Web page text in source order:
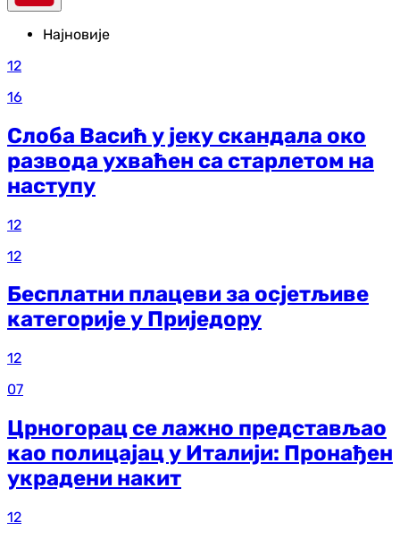
Најновије
12
16
Слоба Васић у јеку скандала око
развода ухваћен са старлетом на
наступу
12
12
Бесплатни плацеви за осјетљиве
категорије у Приједору
12
07
Црногорац се лажно представљао
као полицајац у Италији: Пронађен
украдени накит
12